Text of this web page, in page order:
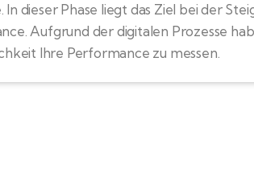
dieser Phase liegt das Ziel bei der
Aufgrund der digitalen Prozesse
Ihre Performance zu messen.